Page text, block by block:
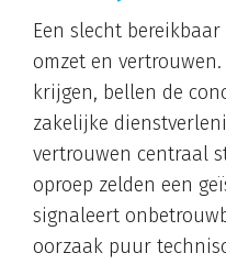
Een slecht
omzet en
krijgen, bellen de
zakelijke
vertrouwen centraal
oproep zelden een
signaleert
oorzaak puur